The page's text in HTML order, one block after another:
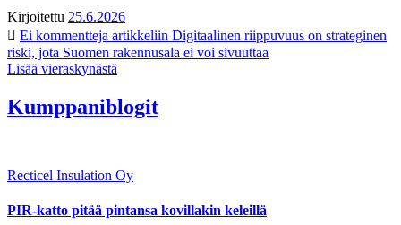
Kirjoitettu 25.6.2026
Ei kommentteja artikkeliin Digitaalinen riippuvuus on strateginen
riski, jota Suomen rakennusala ei voi sivuuttaa
Lisää vieraskynästä
Kumppaniblogit
Recticel Insulation Oy
PIR-katto pitää pintansa kovillakin keleillä